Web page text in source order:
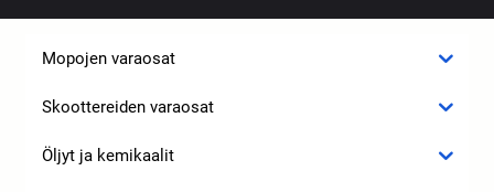
Mopojen varaosat
Skoottereiden varaosat
Öljyt ja kemikaalit